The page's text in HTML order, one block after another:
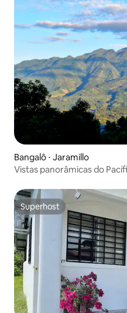
Bangalô ⋅ Jaramillo
Vistas panorâmicas do
Superhost
Superhost